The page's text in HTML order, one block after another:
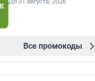
Все промокоды